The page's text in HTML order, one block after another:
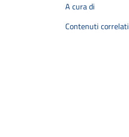
A cura di
Contenuti correlati